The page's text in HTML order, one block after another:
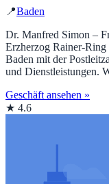
📍Baden
Dr. Manfred Simon –
Erzherzog Rainer-
Baden mit der
und Dienstleistungen.
Geschäft ansehen »
★ 4.6